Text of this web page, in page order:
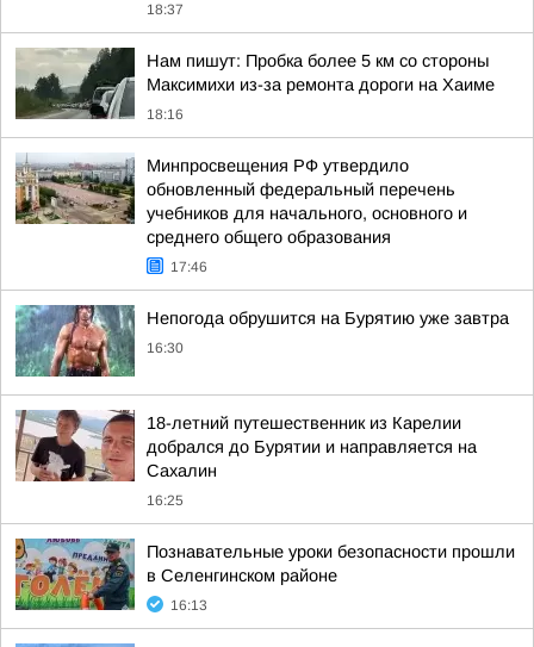
18:37
Нам пишут: Пробка более 5 км со стороны
Максимихи из-за ремонта дороги на Хаиме
18:16
Минпросвещения РФ утвердило
обновленный федеральный перечень
учебников для начального, основного и
среднего общего образования
17:46
Непогода обрушится на Бурятию уже завтра
16:30
18-летний путешественник из Карелии
добрался до Бурятии и направляется на
Сахалин
16:25
Познавательные уроки безопасности прошли
в Селенгинском районе
16:13